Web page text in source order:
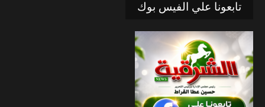
تابعونا علي الفيس بوك